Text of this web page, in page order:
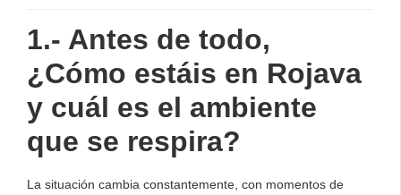
1.- Antes de todo,
¿Cómo estáis en Rojava
y cuál es el ambiente
que se respira?
La situación cambia constantemente, con momentos de